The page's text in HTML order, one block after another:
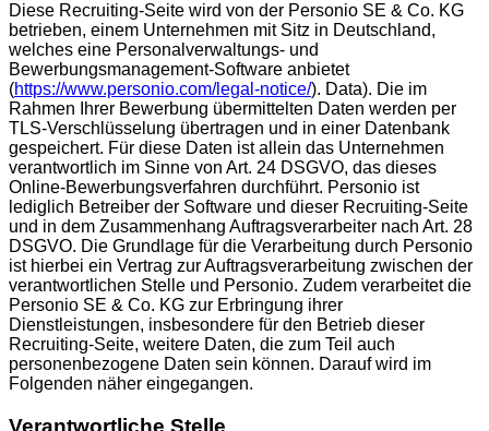
Diese Recruiting-Seite wird von der Personio SE & Co. KG
betrieben, einem Unternehmen mit Sitz in Deutschland,
welches eine Personalverwaltungs- und
Bewerbungsmanagement-Software anbietet
(https://www.personio.com/legal-notice/). Data). Die im
Rahmen Ihrer Bewerbung übermittelten Daten werden per
TLS-Verschlüsselung übertragen und in einer Datenbank
gespeichert. Für diese Daten ist allein das Unternehmen
verantwortlich im Sinne von Art. 24 DSGVO, das dieses
Online-Bewerbungsverfahren durchführt. Personio ist
lediglich Betreiber der Software und dieser Recruiting-Seite
und in dem Zusammenhang Auftragsverarbeiter nach Art. 28
DSGVO. Die Grundlage für die Verarbeitung durch Personio
ist hierbei ein Vertrag zur Auftragsverarbeitung zwischen der
verantwortlichen Stelle und Personio. Zudem verarbeitet die
Personio SE & Co. KG zur Erbringung ihrer
Dienstleistungen, insbesondere für den Betrieb dieser
Recruiting-Seite, weitere Daten, die zum Teil auch
personenbezogene Daten sein können. Darauf wird im
Folgenden näher eingegangen.
Verantwortliche Stelle